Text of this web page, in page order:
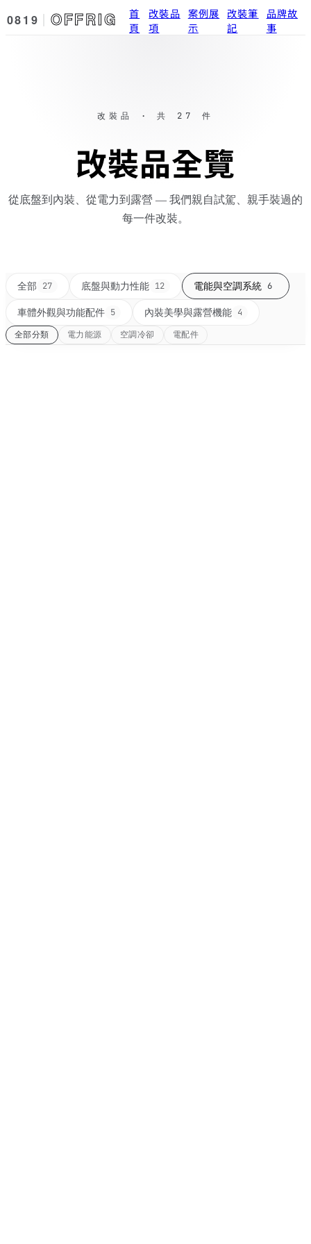
0819 OFFRIG
首
頁
改裝品
項
案例展
示
改裝筆
記
品牌故
事
改裝品 · 共 27 件
改裝品全覽
從底盤到內裝、從電力到露營 — 我們親自試駕、親手裝過的
每一件改裝。
全部 27 底盤與動力性能 12 電能與空調系統 6
車體外觀與功能配件 5 內裝美學與露營機能 4
全部分類 電力能源 空調冷卻 電配件